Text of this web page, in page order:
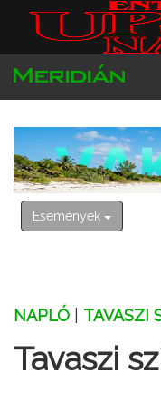
Események
NAPLÓ TAVASZI
Tavaszi